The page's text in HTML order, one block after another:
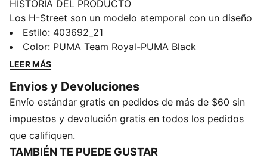
HISTORIA DEL PRODUCTO
Los H-Street son un modelo atemporal con un diseño
inspirado en las PUMA Harambee, los icónicos tenis
de atletismo de los años 2000. Se remontan a la
época dorada y fusionan esa herencia del atletismo
regresan de los archivos con su liviana cubierta,
silueta de empeine bajo y su legado urbano aún
intacto.
DETALLES
Calce regular
Estilo: 403692_21
Color: PUMA Team Royal-PUMA Black
LEER MÁS
Envios y Devoluciones
Envío estándar gratis en pedidos de más de $60 sin
impuestos y devolución gratis en todos los pedidos
que califiquen.
TAMBIÉN TE PUEDE GUSTAR